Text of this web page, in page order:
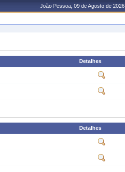
João Pessoa, 09 de Agosto de 2026
Detalhes
Detalhes